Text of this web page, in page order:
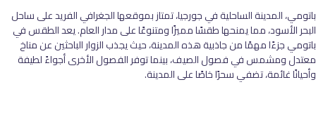
باتومي، المدينة الساحلية في جورجيا، تمتاز بموقعها الجغرافي الفريد على ساحل
البحر الأسود، مما يمنحها طقسًا مميزًا ومتنوعًا على مدار العام. يعد الطقس في
باتومي جزءًا مهمًا من جاذبية هذه المدينة، حيث يجذب الزوار الباحثين عن مناخ
معتدل ومشمس في فصول الصيف، بينما توفر الفصول الأخرى أجواءً لطيفة
وأحيانًا غائمة، تضفي سحرًا خاصًا على المدينة.